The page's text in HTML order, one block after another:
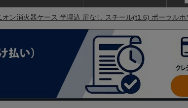
オン消火器ケース 半埋込 扉なし スチール(t1.6) ポーラル